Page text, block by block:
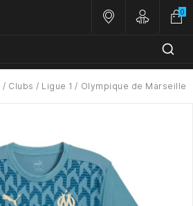
Nos magasins
Customer
0
Clubs Ligue 1 Olympique de Marseille